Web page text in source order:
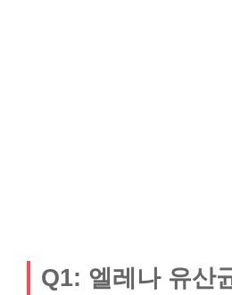
Q1: 엘레나 유산